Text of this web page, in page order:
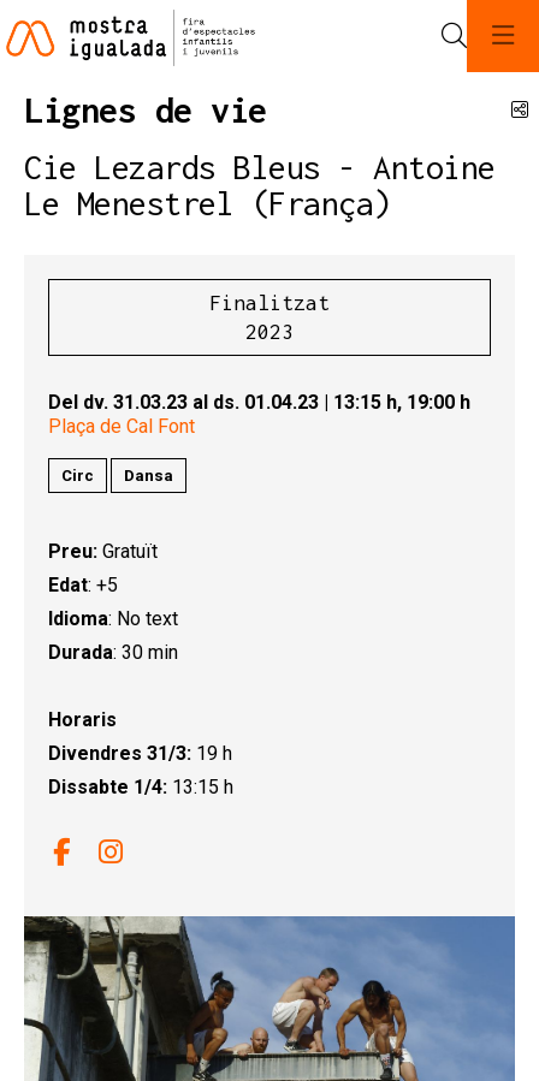
Lignes de vie
Cie Lezards Bleus - Antoine
Le Menestrel (França)
Finalitzat
2023
Del dv. 31.03.23 al ds. 01.04.23 | 13:15 h, 19:00 h
Plaça de Cal Font
Circ Dansa
Preu: Gratuït
Edat: +5
Idioma: No text
Durada: 30 min
Horaris
Divendres 31/3: 19 h
Dissabte 1/4: 13:15 h
Link a facebook
Link a instagram